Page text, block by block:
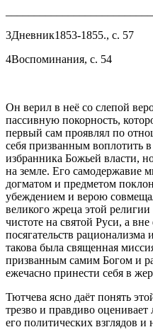
3Дневник1853-1855., с. 57
4Воспоминания, с. 54
Он верил в неё со слепой
пассивную покорность,
первый сам проявлял по
себя призванным воплотить
избранника Божьей власти,
на земле. Его самодержавие
догматом и предметом
убеждением и верою
великого жреца этой религии
чистоте на святой Руси, а
посягательств
такова была священная
призванным самим Богом и
ежечасно принести себя в
Тютчева ясно даёт понять
трезво и правдиво оценивает
его политических взглядов и